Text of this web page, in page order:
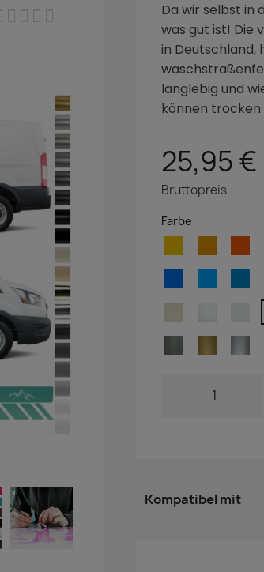
   
Da wir selbst in
was gut ist! Die
in Deutschland,
langlebig und
können trocken
25,95 €
Bruttopreis
Farbe
Kompatibel mit